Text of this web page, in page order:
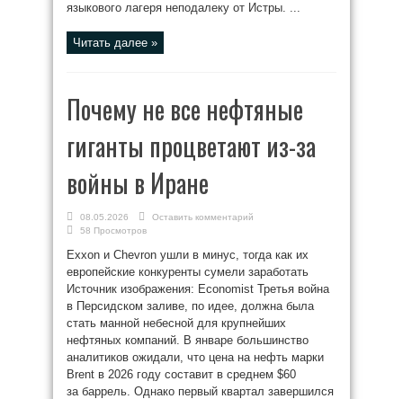
языкового лагеря неподалеку от Истры. ...
Читать далее »
Почему не все нефтяные
гиганты процветают из-за
войны в Иране
08.05.2026
Оставить комментарий
58 Просмотров
Exxon и Chevron ушли в минус, тогда как их
европейские конкуренты сумели заработать
Источник изображения: Economist Третья война
в Персидском заливе, по идее, должна была
стать манной небесной для крупнейших
нефтяных компаний. В январе большинство
аналитиков ожидали, что цена на нефть марки
Brent в 2026 году составит в среднем $60
за баррель. Однако первый квартал завершился